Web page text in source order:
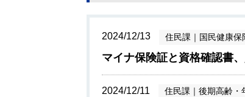
2024/12/13 住民課 ｜ 国民健康保
マイナ保険証と資格確認書
2024/12/11 住民課｜ 後期高齢・